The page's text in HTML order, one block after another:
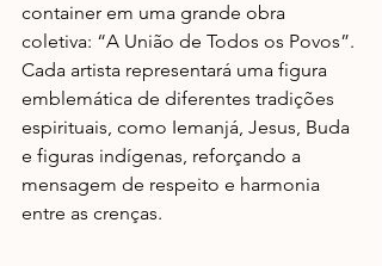
container em uma grande obra
coletiva: “A União de Todos os Povos”.
Cada artista representará uma figura
emblemática de diferentes tradições
espirituais, como Iemanjá, Jesus, Buda
e figuras indígenas, reforçando a
mensagem de respeito e harmonia
entre as crenças.